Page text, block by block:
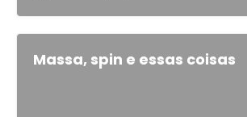
Massa, spin e essas coisas